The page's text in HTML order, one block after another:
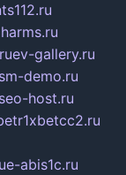
ev-gallery.ru
demo.ru
host.ru
e-abis1c.ru